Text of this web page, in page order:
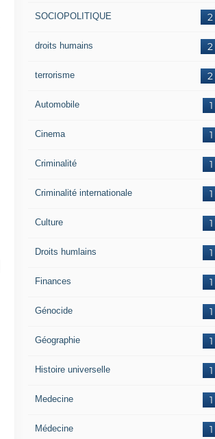
2
SOCIOPOLITIQUE
2
droits humains
2
terrorisme
1
Automobile
1
Cinema
1
Criminalité
1
Criminalité internationale
1
Culture
1
Droits humlains
1
Finances
1
Génocide
1
Géographie
1
Histoire universelle
1
Medecine
1
Médecine